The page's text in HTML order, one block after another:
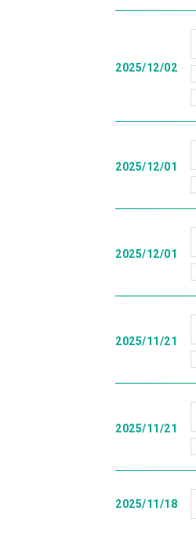
2025/12/02
2025/12/01
2025/12/01
2025/11/21
2025/11/21
2025/11/18